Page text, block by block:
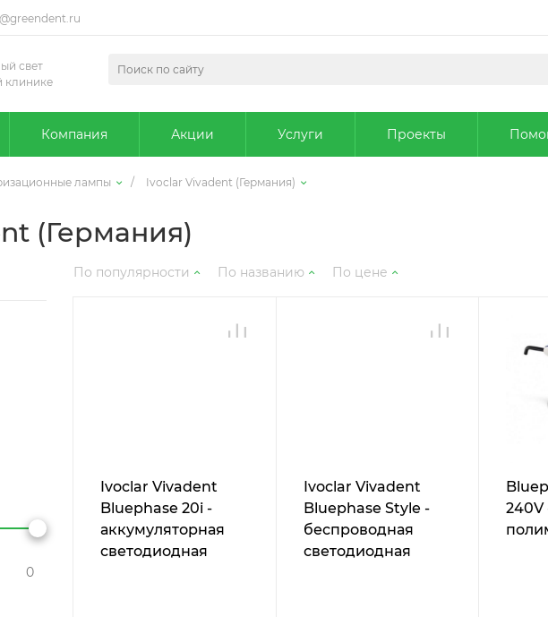
свет
клинике
Компания Акции Услуги Проекты
лампы / Ivoclar Vivadent (Германия)
(Германия)
По популярности По названию По цене
Ivoclar Vivadent
Bluephase 20i -
аккумуляторная
светодиодная
Ivoclar Vivadent
Bluephase Style -
беспроводная
светодиодная
240V